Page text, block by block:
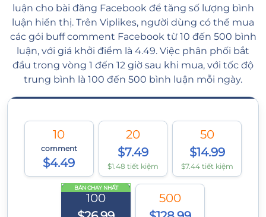
luận cho bài đăng Facebook để tăng số lượng bình
luận hiển thị. Trên Viplikes, người dùng có thể mua
các gói buff comment Facebook từ 10 đến 500 bình
luận, với giá khởi điểm là 4.49. Việc phân phối bắt
đầu trong vòng 1 đến 12 giờ sau khi mua, với tốc độ
trung bình là 100 đến 500 bình luận mỗi ngày.
10
comment
$4.49
20
$7.49
$1.48 tiết kiệm
50
$14.99
$7.44 tiết kiệm
BÁN CHẠY NHẤT
100
500